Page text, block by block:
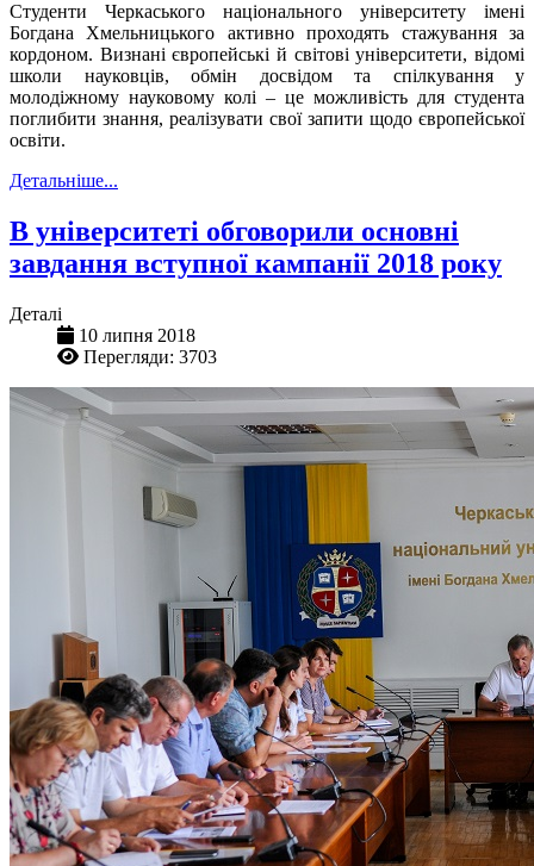
Студенти Черкаського національного університету імені
Богдана Хмельницького активно проходять стажування за
кордоном. Визнані європейські й світові університети, відомі
школи науковців, обмін досвідом та спілкування у
молодіжному науковому колі – це можливість для студента
поглибити знання, реалізувати свої запити щодо європейської
освіти.
Детальніше...
В університеті обговорили основні
завдання вступної кампанії 2018 року
Деталі
10 липня 2018
Перегляди: 3703